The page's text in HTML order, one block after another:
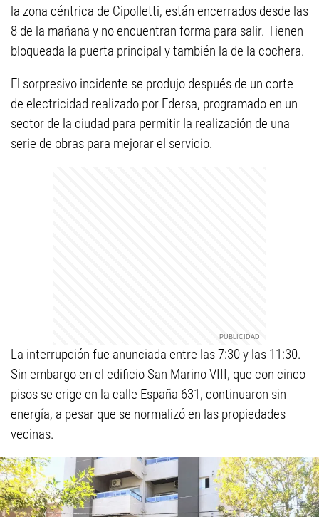
la zona céntrica de Cipolletti, están encerrados desde las
8 de la mañana y no encuentran forma para salir. Tienen
bloqueada la puerta principal y también la de la cochera.
El sorpresivo incidente se produjo después de un corte
de electricidad realizado por Edersa, programado en un
sector de la ciudad para permitir la realización de una
serie de obras para mejorar el servicio.
La interrupción fue anunciada entre las 7:30 y las 11:30.
Sin embargo en el edificio San Marino VIII, que con cinco
pisos se erige en la calle España 631, continuaron sin
energía, a pesar que se normalizó en las propiedades
vecinas.